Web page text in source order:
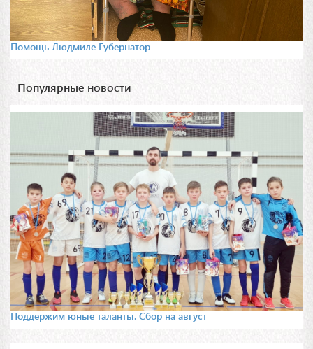
Помощь Людмиле Губернатор
Популярные новости
Поддержим юные таланты. Сбор на август